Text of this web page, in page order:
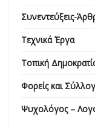
Συνεντεύξεις-
Τεχνικά Έργα
Τοπική
Φορείς και
Ψυχολόγος –